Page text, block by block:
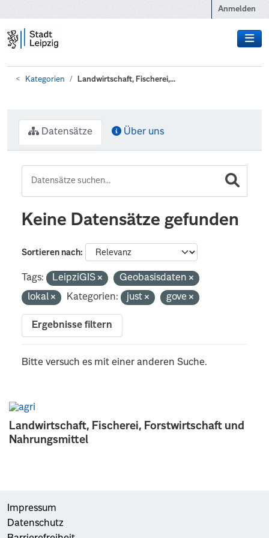
Anmelden
Kategorien Landwirtschaft, Fischerei,...
Landwirtschaft, Fischerei, Forstwirtschaft und
Nahrungsmittel
Datensätze Über uns
Keine Datensätze gefunden
Sortieren nach
Tags: LeipziGIS
Geobasisdaten
lokal
Kategorien: just gove
Ergebnisse filtern
Bitte versuch es mit einer anderen Suche.
Impressum
Datenschutz